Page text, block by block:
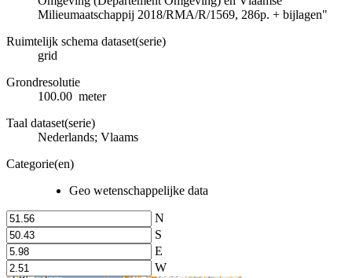
Milieumaatschappij 2018/RMA/R/1569, 286p. + bijlagen"
Ruimtelijk schema dataset(serie)
grid
Grondresolutie
100.00 meter
Taal dataset(serie)
Nederlands; Vlaams
Categorie(en)
Geo wetenschappelijke data
N
S
E
W